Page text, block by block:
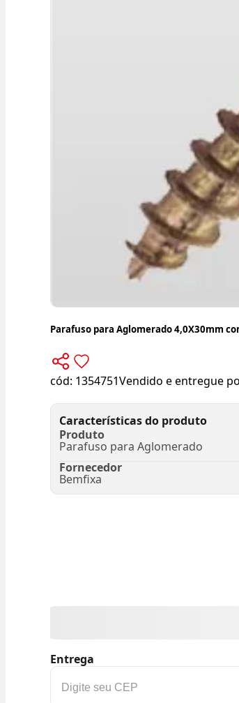
Parafuso para Aglomerado 4,0X30mm
cód: 1354751Vendido e entregue
Características do produto
Produto
Parafuso para Aglomerado
Fornecedor
Bemfixa
Entrega